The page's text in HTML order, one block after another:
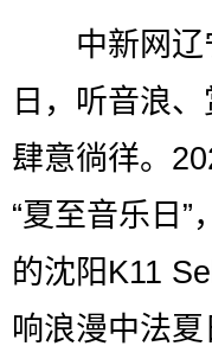
中新网辽
日，听音浪
肆意徜徉。
“夏至音乐日
的沈阳K11
响浪漫中法